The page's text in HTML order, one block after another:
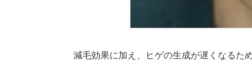
減毛効果に加え、ヒゲの生成が遅くなるた